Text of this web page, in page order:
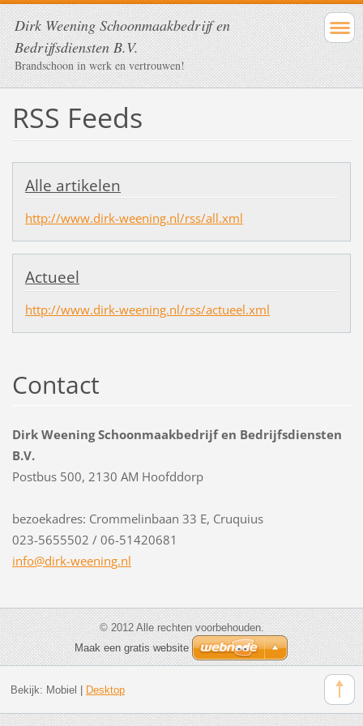
Dirk Weening Schoonmaakbedrijf en
Bedrijfsdiensten B.V.
Brandschoon in werk en vertrouwen!
RSS Feeds
Alle artikelen
http://www.dirk-weening.nl/rss/all.xml
Actueel
http://www.dirk-weening.nl/rss/actueel.xml
Contact
Dirk Weening Schoonmaakbedrijf en Bedrijfsdiensten
B.V.
Postbus 500, 2130 AM Hoofddorp
bezoekadres: Crommelinbaan 33 E, Cruquius
023-5655502 / 06-51420681
info@dirk-weening.nl
© 2012 Alle rechten voorbehouden.
Maak een gratis website
Bekijk: Mobiel Desktop